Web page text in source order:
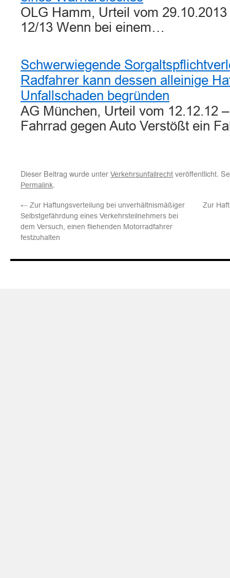
OLG Hamm, Urteil vom
12/13 Wenn bei einem…
Schwerwiegende
Radfahrer kann dessen alleinige
Unfallschaden begründen
AG München, Urteil vom 12.12.12
Fahrrad gegen Auto Verstößt ein
Dieser Beitrag wurde unter Verkehrsunfallrecht veröffentlicht.
Permalink.
← Zur Haftungsverteilung bei unverhältnismäßiger
Selbstgefährdung eines Verkehrsteilnehmers bei
dem Versuch, einen fliehenden Motorradfahrer
festzuhalten
Zur